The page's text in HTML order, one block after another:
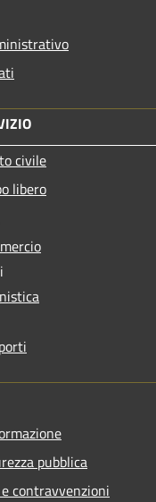
civile
libero
pubblica
contravvenzioni